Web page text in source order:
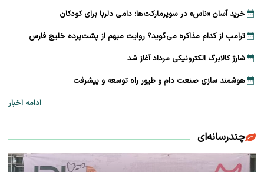
خرید آسان «ناس» در سوپرمارکت‌ها؛ دامی دلربا برای کودکان
ترامپ از کدام مذاکره می‌گوید؟ روایت مبهم از پشت‌پرده خلیج فارس
شارژ کالابرگ الکترونیکی مرداد آغاز شد
هوشمند سازی صنعت دام و طیور راه توسعه و پیشرفت
ادامه اخبار
چندرسانه‌ای